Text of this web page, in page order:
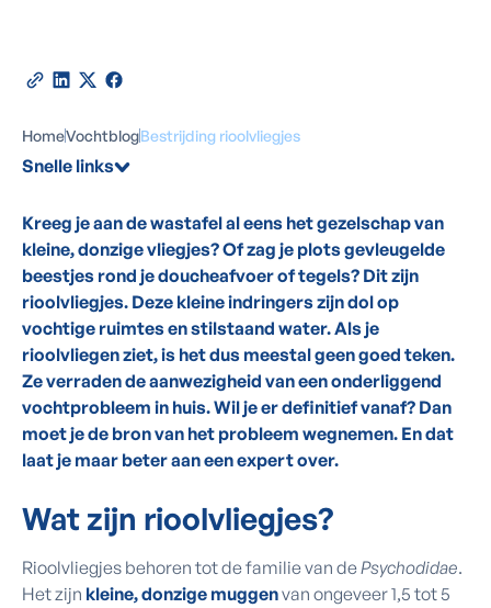
HomeVochtblogBestrijding rioolvliegjes
Snelle links
Kreeg je aan de wastafel al eens het gezelschap van
kleine, donzige vliegjes? Of zag je plots gevleugelde
beestjes rond je doucheafvoer of tegels? Dit zijn
rioolvliegjes. Deze kleine indringers zijn dol op
vochtige ruimtes en stilstaand water. Als je
rioolvliegen ziet, is het dus meestal geen goed teken.
Ze verraden de aanwezigheid van een onderliggend
vochtprobleem in huis. Wil je er definitief vanaf? Dan
moet je de bron van het probleem wegnemen. En dat
laat je maar beter aan een expert over.
Wat zijn rioolvliegjes?
Rioolvliegjes behoren tot de familie van dePsychodidae.
Het zijn kleine, donzige muggenvan ongeveer 1,5 tot 5